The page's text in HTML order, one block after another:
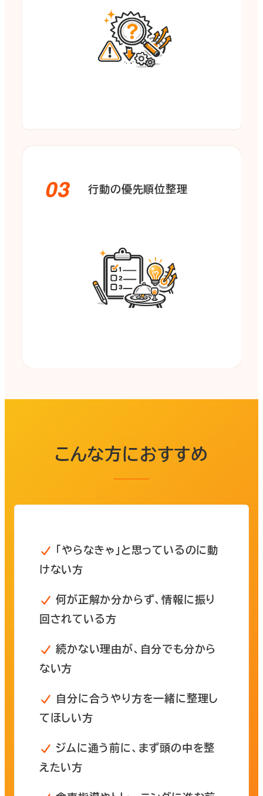
03 行動の優先順位整理
こんな方におすすめ
「やらなきゃ」と思っているのに動
けない方
何が正解か分からず、情報に振り
回されている方
続かない理由が、自分でも分から
ない方
自分に合うやり方を一緒に整理し
てほしい方
ジムに通う前に、まず頭の中を整
えたい方